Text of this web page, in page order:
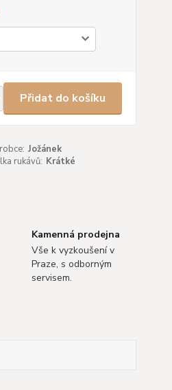
Přidat do košíku
Jožánek
rukávů: Krátké
Kamenná prodejna
Vše k vyzkoušení v
Praze, s odborným
servisem.